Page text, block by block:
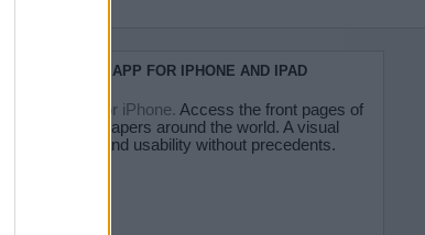
KIOSKO.NET APP FOR IPHONE AND IPAD
Kiosko.net for iPhone. Access the front pages of
major newspapers around the world. A visual
experience and usability without precedents.